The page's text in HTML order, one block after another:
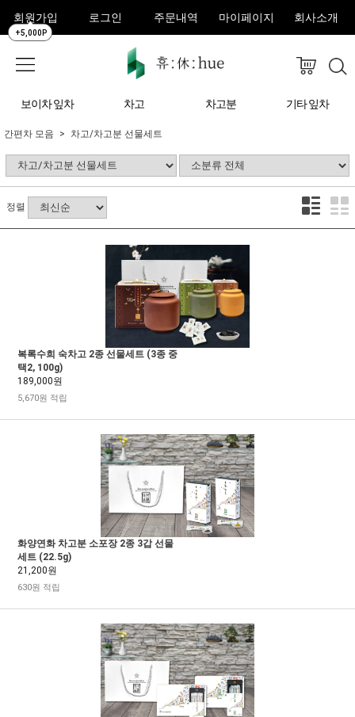
회원가입
+5,000P
로그인 주문내역 마이페이지 회사소개
보이차 잎차 차고 차고분 기타 잎차
간편차 모음 차고/차고분 선물세트
정렬
복록수희 숙차고 2종 선물세트 (3종 중
택2, 100g)
189,000원
5,670원 적립
화양연화 차고분 소포장 2종 3갑 선물
세트 (22.5g)
21,200원
630원 적립